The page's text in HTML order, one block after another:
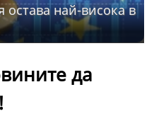
най-висока в
да